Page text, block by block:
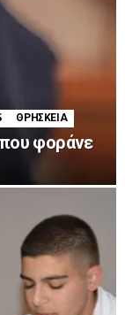
ΘΡΗΣΚΕΙΑ
που φοράνε